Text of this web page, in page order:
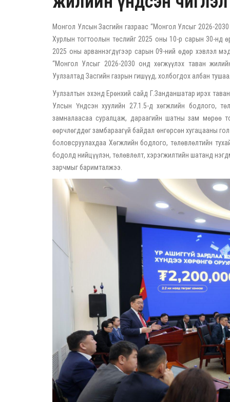
Монгол Улсын Засгийн газраас “Монгол Улсыг 2026-
Хурлын тогтоолын төслийг 2025 оны 10-р сарын 30-нд
2025 оны арваннэгдүгээр сарын 09-ний өдөр хэвлэл
“Монгол Улсыг 2026-2030 онд хөгжүүлэх таван
Уулзалтад Засгийн газрын гишүүд, холбогдох албан
Уулзалтын эхэнд Ерөнхий сайд Г.Занданшатар ирэх
Улсын Үндсэн хуулийн 27.1.5-д хөгжлийн бодлого,
замналаасаа суралцаж, дараагийн шатны зам мөрөө
өөрчлөгддөг замбараагүй байдал өнгөрсөн хугацааны
боловсруулахдаа Хөгжлийн бодлого, төлөвлөлтийн
бодолд нийцүүлэн, төлөвлөлт, хэрэгжилтийн шатанд
зарчмыг баримталжээ.